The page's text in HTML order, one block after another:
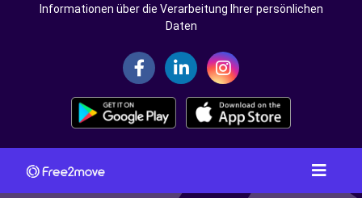
Informationen über die Verarbeitung Ihrer persönlichen
Daten